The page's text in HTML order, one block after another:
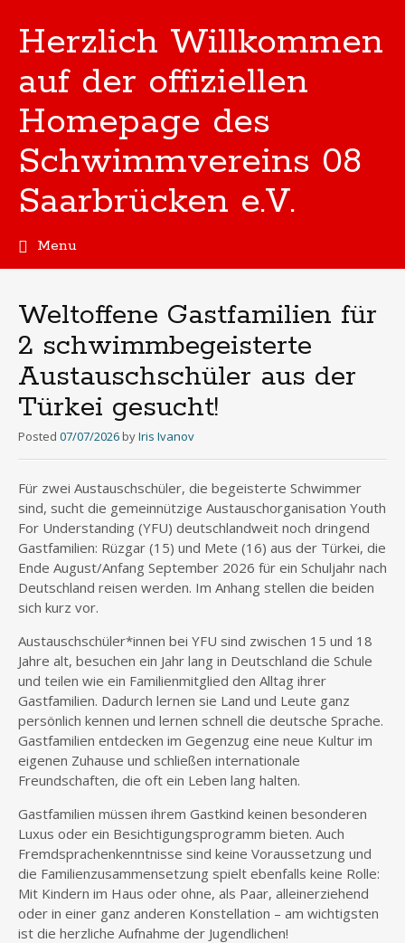
Herzlich Willkommen
auf der offiziellen
Homepage des
Schwimmvereins 08
Saarbrücken e.V.
Menu
Weltoffene Gastfamilien für
2 schwimmbegeisterte
Austauschschüler aus der
Türkei gesucht!
Posted 07/07/2026 byIris Ivanov
Für zwei Austauschschüler, die begeisterte Schwimmer
sind, sucht die gemeinnützige Austauschorganisation Youth
For Understanding (YFU) deutschlandweit noch dringend
Gastfamilien: Rüzgar (15) und Mete (16) aus der Türkei, die
Ende August/Anfang September 2026 für ein Schuljahr nach
Deutschland reisen werden. Im Anhang stellen die beiden
sich kurz vor.
Austauschschüler*innen bei YFU sind zwischen 15 und 18
Jahre alt, besuchen ein Jahr lang in Deutschland die Schule
und teilen wie ein Familienmitglied den Alltag ihrer
Gastfamilien. Dadurch lernen sie Land und Leute ganz
persönlich kennen und lernen schnell die deutsche Sprache.
Gastfamilien entdecken im Gegenzug eine neue Kultur im
eigenen Zuhause und schließen internationale
Freundschaften, die oft ein Leben lang halten.
Gastfamilien müssen ihrem Gastkind keinen besonderen
Luxus oder ein Besichtigungsprogramm bieten. Auch
Fremdsprachenkenntnisse sind keine Voraussetzung und
die Familienzusammensetzung spielt ebenfalls keine Rolle:
Mit Kindern im Haus oder ohne, als Paar, alleinerziehend
oder in einer ganz anderen Konstellation – am wichtigsten
ist die herzliche Aufnahme der Jugendlichen!